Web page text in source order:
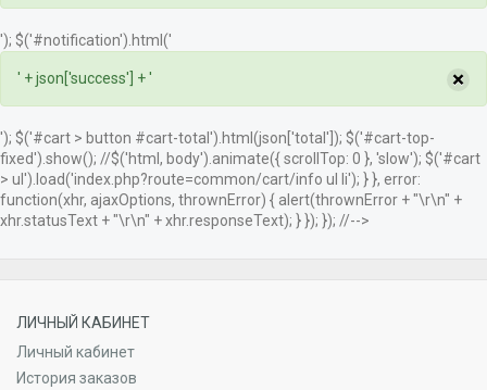
'); $('#notification').html('
' + json['success'] + ' ×
'); $('#cart > button #cart-total').html(json['total']); $('#cart-top-
fixed').show(); //$('html, body').animate({ scrollTop: 0 }, 'slow'); $('#cart
> ul').load('index.php?route=common/cart/info ul li'); } }, error:
function(xhr, ajaxOptions, thrownError) { alert(thrownError + "\r\n" +
xhr.statusText + "\r\n" + xhr.responseText); } }); }); //-->
ЛИЧНЫЙ КАБИНЕТ
Личный кабинет
История заказов